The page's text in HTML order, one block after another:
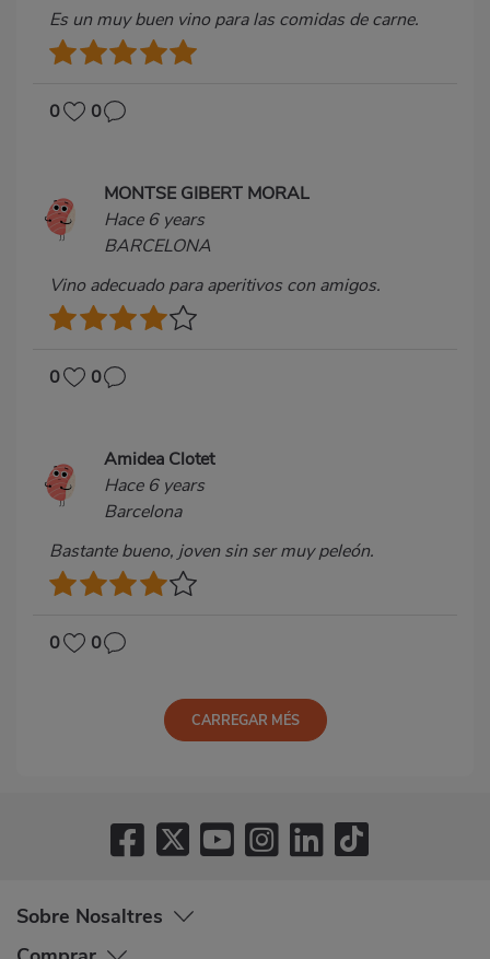
Es un muy buen vino para las comidas de carne.
0 0
MONTSE GIBERT MORAL
Hace 6 years
BARCELONA
Vino adecuado para aperitivos con amigos.
0 0
Amidea Clotet
Hace 6 years
Barcelona
Bastante bueno, joven sin ser muy peleón.
0 0
CARREGAR MÉS
Sobre Nosaltres